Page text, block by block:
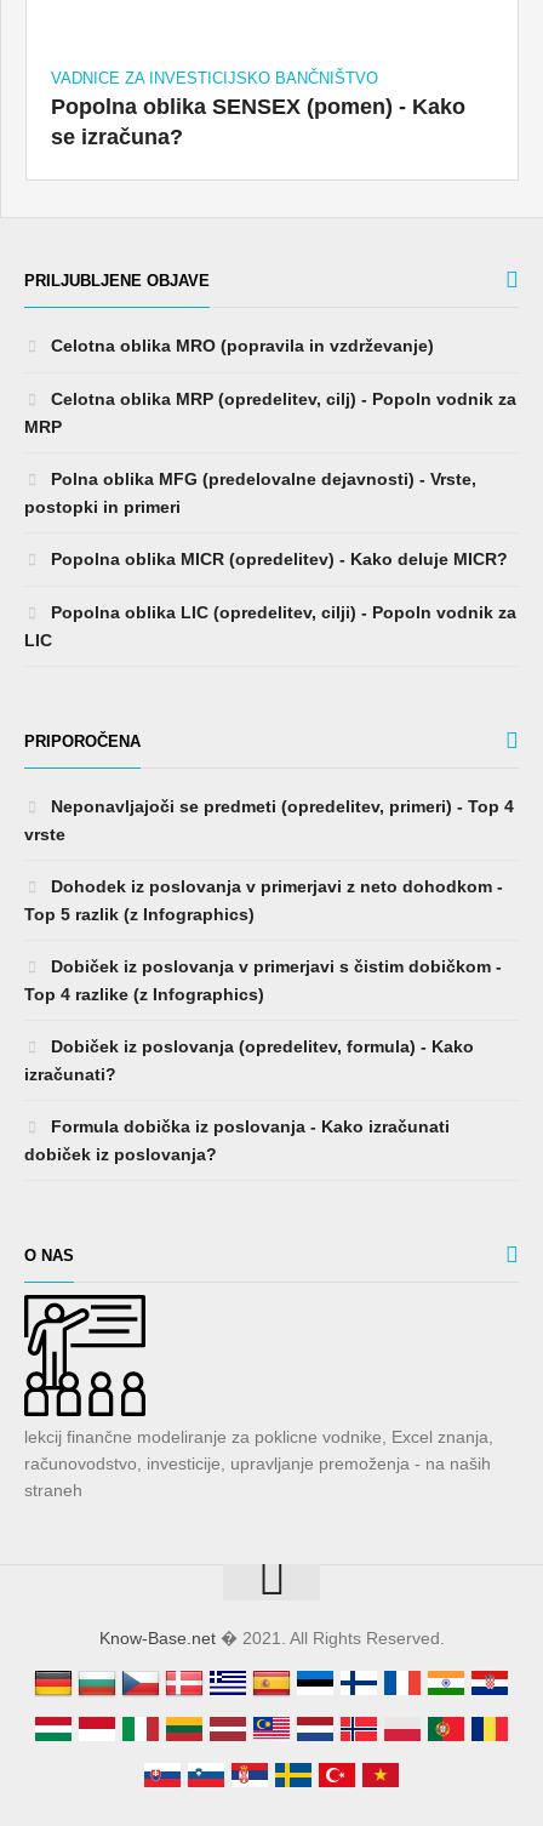
VADNICE ZA INVESTICIJSKO BANČNIŠTVO
Popolna oblika SENSEX (pomen) - Kako
se izračuna?
PRILJUBLJENE OBJAVE
Celotna oblika MRO (popravila in vzdrževanje)
Celotna oblika MRP (opredelitev, cilj) - Popoln vodnik za
MRP
Polna oblika MFG (predelovalne dejavnosti) - Vrste,
postopki in primeri
Popolna oblika MICR (opredelitev) - Kako deluje MICR?
Popolna oblika LIC (opredelitev, cilji) - Popoln vodnik za
LIC
PRIPOROČENA
Neponavljajoči se predmeti (opredelitev, primeri) - Top 4
vrste
Dohodek iz poslovanja v primerjavi z neto dohodkom -
Top 5 razlik (z Infographics)
Dobiček iz poslovanja v primerjavi s čistim dobičkom -
Top 4 razlike (z Infographics)
Dobiček iz poslovanja (opredelitev, formula) - Kako
izračunati?
Formula dobička iz poslovanja - Kako izračunati
dobiček iz poslovanja?
O NAS
lekcij finančne modeliranje za poklicne vodnike, Excel znanja,
računovodstvo, investicije, upravljanje premoženja - na naših
straneh
Know-Base.net� 2021. All Rights Reserved.